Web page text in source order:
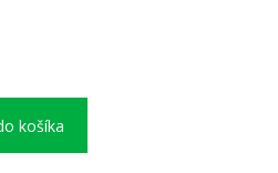
košíka